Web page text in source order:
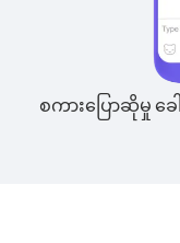
စကားပြောဆိုမှု ခေ